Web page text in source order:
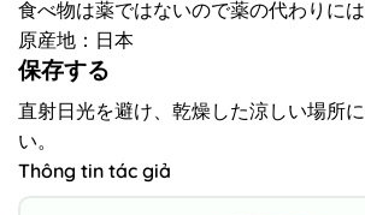
食べ物は薬ではないので薬の代わりに
原産地：日本
保存する
直射日光を避け、乾燥した涼しい場所
い。
Thông tin tác giả